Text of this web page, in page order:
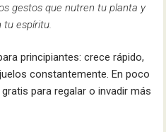
gestos que nutren tu planta y
tu espíritu.
principiantes: crece rápido,
constantemente. En poco
para regalar o invadir más